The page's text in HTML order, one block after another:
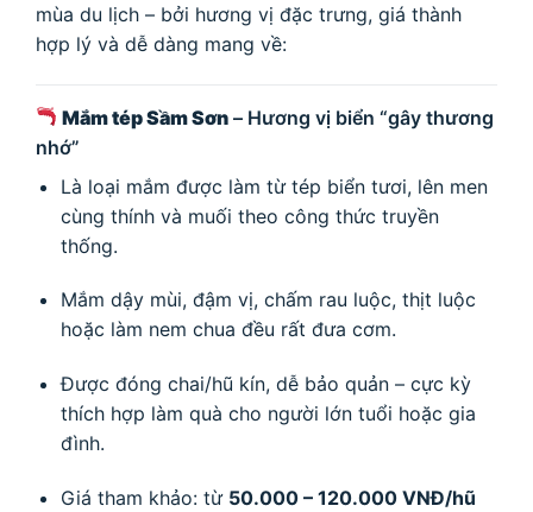
mùa du lịch – bởi hương vị đặc trưng, giá thành
hợp lý và dễ dàng mang về:
Mắm tép Sầm Sơn – Hương vị biển “gây thương
nhớ”
Là loại mắm được làm từ tép biển tươi, lên men
cùng thính và muối theo công thức truyền
thống.
Mắm dậy mùi, đậm vị, chấm rau luộc, thịt luộc
hoặc làm nem chua đều rất đưa cơm.
Được đóng chai/hũ kín, dễ bảo quản – cực kỳ
thích hợp làm quà cho người lớn tuổi hoặc gia
đình.
Giá tham khảo: từ 50.000 – 120.000 VNĐ/hũ